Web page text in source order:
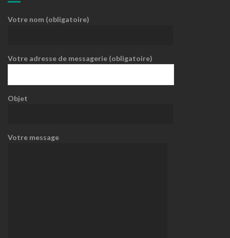
Votre nom (obligatoire)
Votre adresse de messagerie (obligatoire)
Objet
Votre message